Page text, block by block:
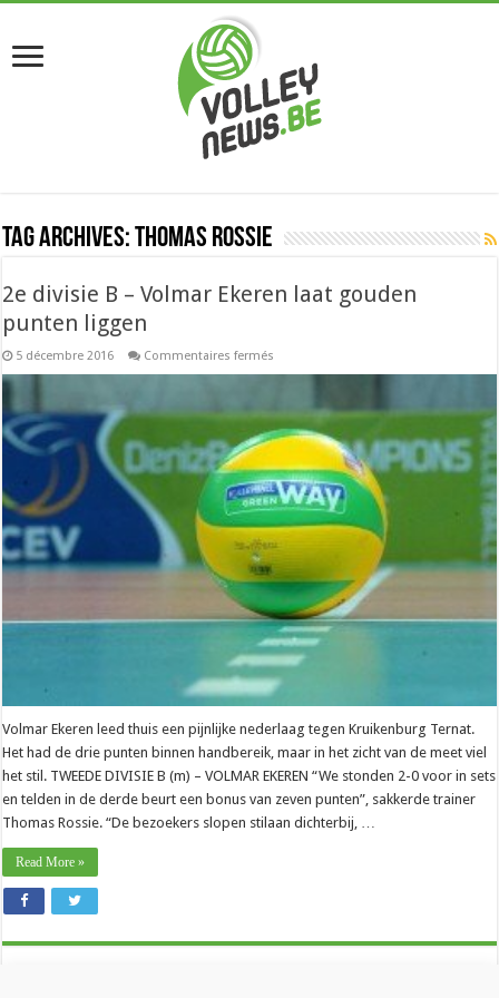
Tag Archives:Thomas Rossie
2e divisie B – Volmar Ekeren laat gouden
punten liggen
5 décembre 2016 Commentaires fermés
–
Volmar
Ekeren
gouden
punten
liggen
Volmar Ekeren leed thuis een pijnlijke nederlaag tegen Kruikenburg Ternat.
Het had de drie punten binnen handbereik, maar in het zicht van de meet viel
het stil. TWEEDE DIVISIE B (m) – VOLMAR EKEREN “We stonden 2-0 voor in sets
en telden in de derde beurt een bonus van zeven punten”, sakkerde trainer
Thomas Rossie. “De bezoekers slopen stilaan dichterbij, …
Read More »